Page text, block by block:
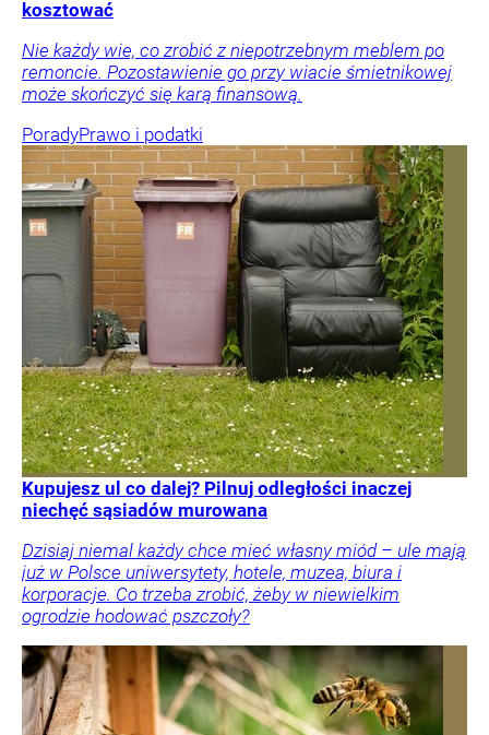
kosztować
Nie każdy wie, co zrobić z niepotrzebnym meblem po
remoncie. Pozostawienie go przy wiacie śmietnikowej
może skończyć się karą finansową.
PoradyPrawo i podatki
Kupujesz ul co dalej? Pilnuj odległości inaczej
niechęć sąsiadów murowana
Dzisiaj niemal każdy chce mieć własny miód – ule mają
już w Polsce uniwersytety, hotele, muzea, biura i
korporacje. Co trzeba zrobić, żeby w niewielkim
ogrodzie hodować pszczoły?